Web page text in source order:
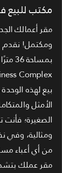
مكتب للبيع
مقر أعمالك
ومكتمل! نقدم
بيع لهذه
الأمثل
الصغيرة؛
ومثالية، وفي
من أي أعباء
مقر عملك